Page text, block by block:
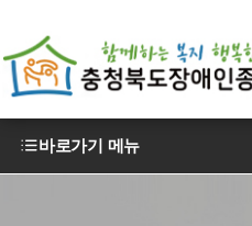
바로가기 메뉴